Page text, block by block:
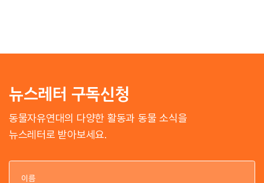
뉴스레터 구독신청
동물자유연대의 다양한 활동과 동물 소식을
뉴스레터로 받아보세요.